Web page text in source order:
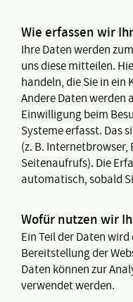
Wie erfassen wir
Ihre Daten werden
uns diese mitteilen.
handeln, die Sie in
Andere Daten
Einwilligung beim
Systeme erfasst. Das
(z. B.
Seitenaufrufs). Die
automatisch, sobald
Wofür nutzen wir
Ein Teil der Daten
Bereitstellung der
Daten können zur
verwendet werden.